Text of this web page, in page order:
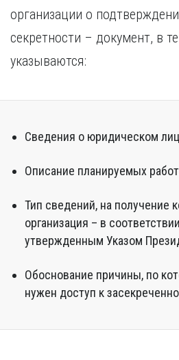
организации о
секретности – документ, в
указываются:
Сведения о юридическом
Описание планируемых
Тип сведений, на получение
организация – в
утвержденным Указом
Обоснование причины, по
нужен доступ к